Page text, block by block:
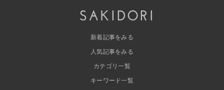
新着記事をみる
人気記事をみる
カテゴリ一覧
キーワード一覧